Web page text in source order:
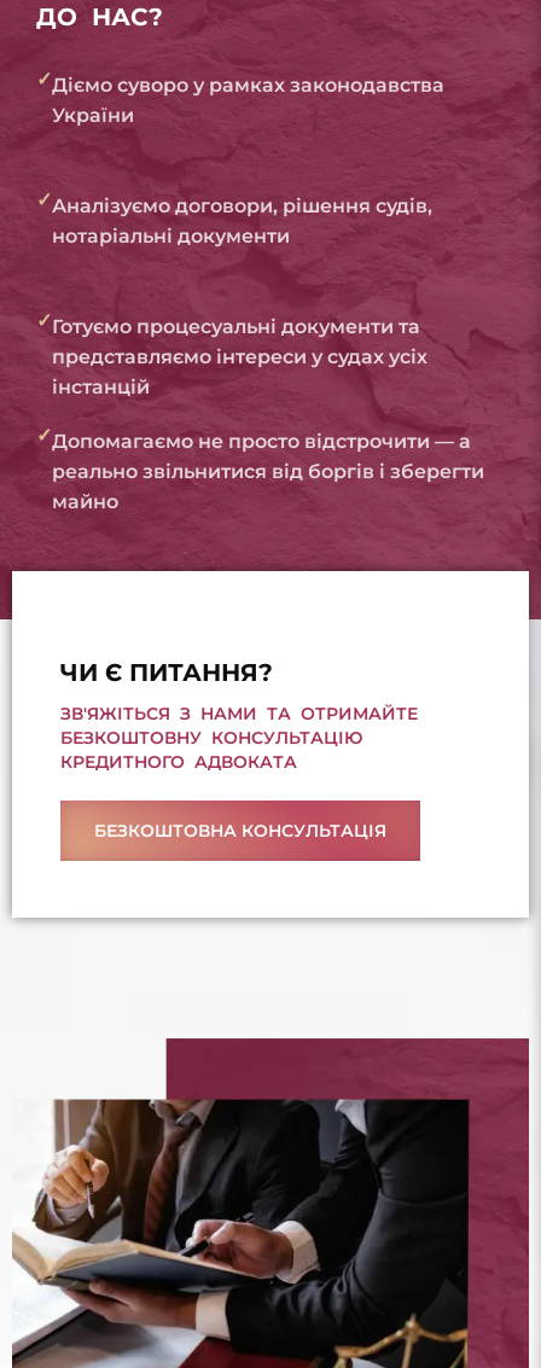
ДО НАС?
✓Діємо суворо у рамках законодавства
України
✓Аналізуємо договори, рішення судів,
нотаріальні документи
✓Готуємо процесуальні документи та
представляємо інтереси у судах усіх
інстанцій
✓Допомагаємо не просто відстрочити — а
реально звільнитися від боргів і зберегти
майно
ЧИ Є ПИТАННЯ?
ЗВ'ЯЖІТЬСЯ З НАМИ ТА ОТРИМАЙТЕ
БЕЗКОШТОВНУ КОНСУЛЬТАЦІЮ
КРЕДИТНОГО АДВОКАТА
БЕЗКОШТОВНА КОНСУЛЬТАЦІЯ